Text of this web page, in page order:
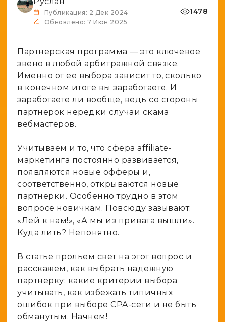
Адалт
Spy-сервисы
Вайты
Проверка анонимности
Конвертер cookies
Публикация: 2 Дек 2024
Обновлено: 7 Июн 2025
1478
Партнерская программа — это ключевое
звено в любой арбитражной связке.
Именно от ее выбора зависит то, сколько
в конечном итоге вы заработаете. И
заработаете ли вообще, ведь со стороны
партнерок нередки случаи скама
вебмастеров.
Учитываем и то, что сфера affiliate-
маркетинга постоянно развивается,
появляются новые офферы и,
соответственно, открываются новые
партнерки. Особенно трудно в этом
вопросе новичкам. Повсюду зазывают:
«Лей к нам!», «А мы из привата вышли».
Куда лить? Непонятно.
В статье прольем свет на этот вопрос и
расскажем, как выбрать надежную
партнерку: какие критерии выбора
учитывать, как избежать типичных
ошибок при выборе CPA-сети и не быть
обманутым. Начнем!